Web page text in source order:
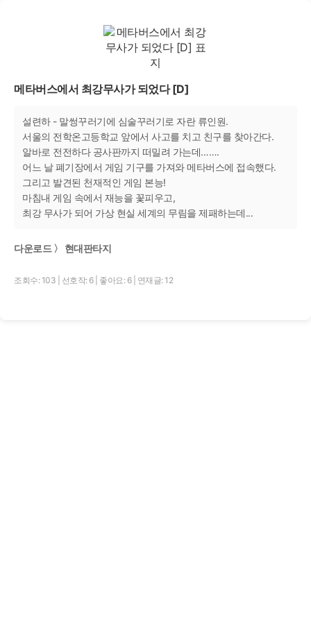
메타버스에서 최강무사가 되었다 [D]
설련하 - 말썽꾸러기에 심술꾸러기로 자란 류인원.
서울의 전학온고등학교 앞에서 사고를 치고 친구를 찾아간다.
알바로 전전하다 공사판까지 떠밀려 가는데…….
어느 날 폐기장에서 게임 기구를 가져와 메타버스에 접속했다.
그리고 발견된 천재적인 게임 본능!
마침내 게임 속에서 재능을 꽃피우고,
최강 무사가 되어 가상 현실 세계의 무림을 제패하는데...
다운로드 〉 현대판타지
조회수: 103 선호작: 6 좋아요: 6 연재글: 12